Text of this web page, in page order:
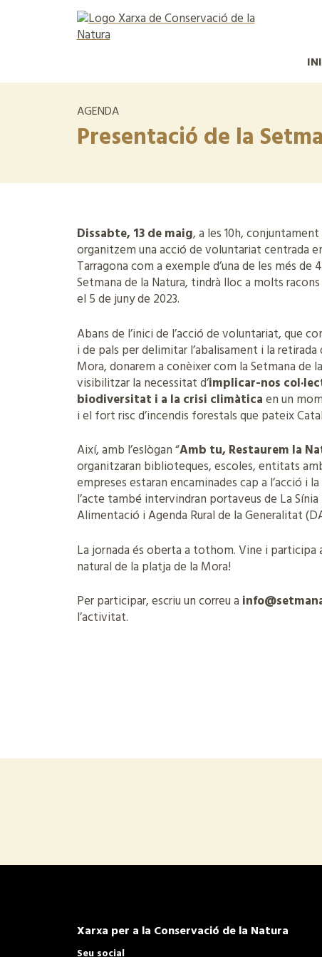
AGENDA
Presentació de la
Dissabte, 13 de maig, a les 10h,
organitzem una acció de voluntariat centrada
Tarragona com a exemple d’una de les més
Setmana de la Natura, tindrà lloc a molts
el 5 de juny de 2023.
Abans de l’inici de l’acció de voluntariat, que
i de pals per delimitar l’abalisament i la
Mora, donarem a conèixer com la Setmana de
visibilitzar la necessitat d’implicar-nos
biodiversitat i a la crisi climàticaen un
i el fort risc d’incendis forestals que pateix
Així, amb l’eslògan “Amb tu, Restaurem la
organitzaran biblioteques, escoles, entitats
empreses estaran encaminades cap a l’acció i
l’acte també intervindran portaveus de La
Alimentació i Agenda Rural de la Generalitat
La jornada és oberta a tothom. Vine i participa
natural de la platja de la Mora!
Per participar, escriu un correu a
l’activitat.
Xarxa per a la Conservació de la Natura